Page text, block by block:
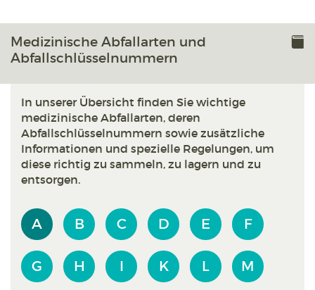
Medizinische Abfallarten und
Abfallschlüsselnummern
In unserer Übersicht finden Sie wichtige
medizinische Abfallarten, deren
Abfallschlüsselnummern sowie zusätzliche
Informationen und spezielle Regelungen, um
diese richtig zu sammeln, zu lagern und zu
entsorgen.
A B C D E F
G H I K L M